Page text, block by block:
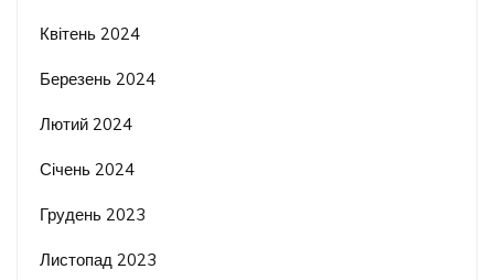
Квітень 2024
Березень 2024
Лютий 2024
Січень 2024
Грудень 2023
Листопад 2023